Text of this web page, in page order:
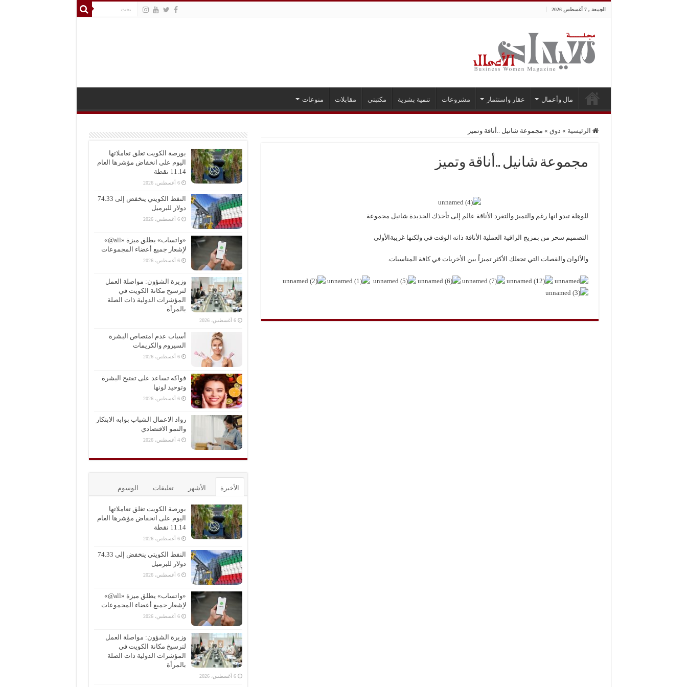
الجمعة , 7 أغسطس 2026
مال وأعمال عقار واستثمار مشروعات تنمية بشرية مكتبتي مقابلات منوعات
الرئيسية » ذوق » مجموعة شانيل ..أناقة وتميز
مجموعة شانيل ..أناقة وتميز
للوهلة تبدو انها رغم والتميز والتفرد الأناقة عالم إلى تأخذك الجديدة شانيل مجموعة
التصميم سحر من بمزيج الراقية العملية الأناقة ذاته الوقت في ولكنها غريبةالأولى
والألوان والقصات التي تجعلك الأكثر تميزاً بين الأخريات في كافة المناسبات.
بورصة الكويت تغلق تعاملاتها
اليوم على انخفاض مؤشرها العام
11.14 نقطة
6 أغسطس، 2026
النفط الكويتي ينخفض إلى 74.33
دولار للبرميل
6 أغسطس، 2026
«واتساب» يطلق ميزة «all@»
لإشعار جميع أعضاء المجموعات
6 أغسطس، 2026
وزيرة الشؤون: مواصلة العمل
لترسيخ مكانة الكويت في
المؤشرات الدولية ذات الصلة
بالمرأة
6 أغسطس، 2026
أسباب عدم امتصاص البشرة
السيروم والكريمات
6 أغسطس، 2026
فواكه تساعد على تفتيح البشرة
وتوحيد لونها
6 أغسطس، 2026
رواد الاعمال الشباب بوابه الابتكار
والنمو الاقتصادي
4 أغسطس، 2026
الأخيرة الأشهر تعليقات الوسوم
بورصة الكويت تغلق تعاملاتها
اليوم على انخفاض مؤشرها العام
11.14 نقطة
6 أغسطس، 2026
النفط الكويتي ينخفض إلى 74.33
دولار للبرميل
6 أغسطس، 2026
«واتساب» يطلق ميزة «all@»
لإشعار جميع أعضاء المجموعات
6 أغسطس، 2026
وزيرة الشؤون: مواصلة العمل
لترسيخ مكانة الكويت في
المؤشرات الدولية ذات الصلة
بالمرأة
6 أغسطس، 2026